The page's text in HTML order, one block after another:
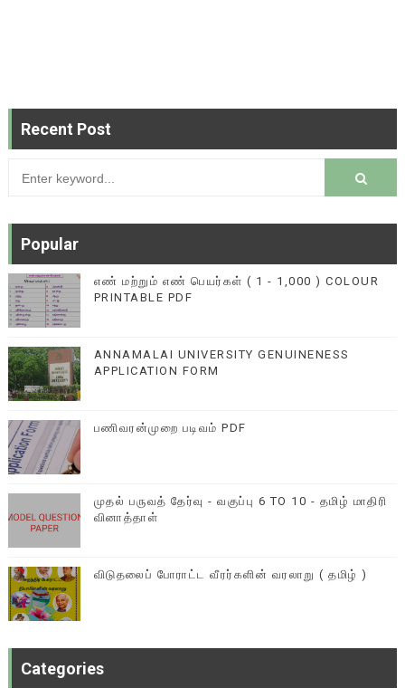
Recent Post
Popular
எண் மற்றும் எண் பெயர்கள் ( 1 - 1,000 ) COLOUR
PRINTABLE PDF
ANNAMALAI UNIVERSITY GENUINENESS
APPLICATION FORM
பணிவரன்முறை படிவம் PDF
முதல் பருவத் தேர்வு - வகுப்பு 6 TO 10 - தமிழ் மாதிரி
வினாத்தாள்
விடுதலைப் போராட்ட வீரர்களின் வரலாறு ( தமிழ் )
Categories